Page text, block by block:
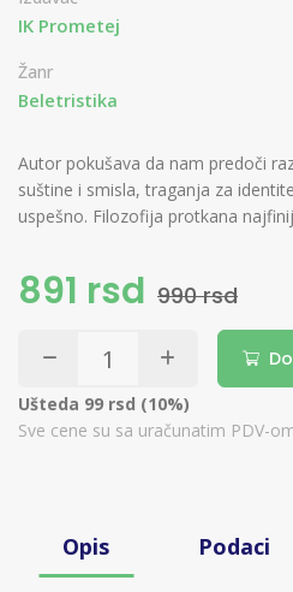
IK Prometej
Žanr
Beletristika
Autor pokušava da nam predoči
suštine i smisla, traganja za
uspešno. Filozofija protkana
891 rsd 990 rsd
Ušteda 99 rsd (10%)
Sve cene su sa uračunatim PDV-
Opis Podaci